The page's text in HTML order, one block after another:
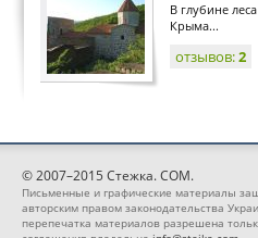
В глубине
Крыма...
отзывов:2
© 2007–2015 Стежка. COM.
Письменные и графические материалы
авторским правом законодательства
перепечатка материалов разрешена